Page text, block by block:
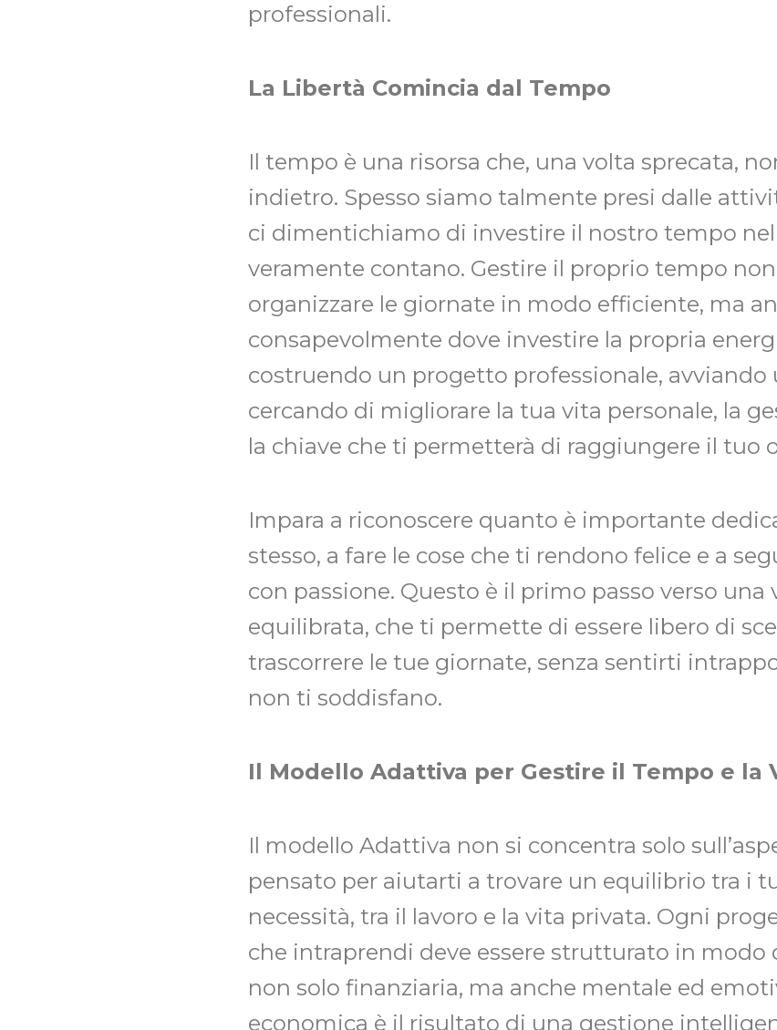
professionali.
La Libertà Comincia dal Tempo
Il tempo è una risorsa che, una volta sprecata,
indietro. Spesso siamo talmente presi dalle
ci dimentichiamo di investire il nostro tempo
veramente contano. Gestire il proprio tempo
organizzare le giornate in modo efficiente, ma
consapevolmente dove investire la propria
costruendo un progetto professionale, avviando
cercando di migliorare la tua vita personale, la
la chiave che ti permetterà di raggiungere il tuo
Impara a riconoscere quanto è importante
stesso, a fare le cose che ti rendono felice e a
con passione. Questo è il primo passo verso una
equilibrata, che ti permette di essere libero di
trascorrere le tue giornate, senza sentirti
non ti soddisfano.
Il Modello Adattiva per Gestire il Tempo e la
Il modello Adattiva non si concentra solo
pensato per aiutarti a trovare un equilibrio tra i
necessità, tra il lavoro e la vita privata. Ogni
che intraprendi deve essere strutturato in modo
non solo finanziaria, ma anche mentale ed
economica è il risultato di una gestione